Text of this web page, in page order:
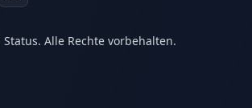
Alle Rechte vorbehalten.